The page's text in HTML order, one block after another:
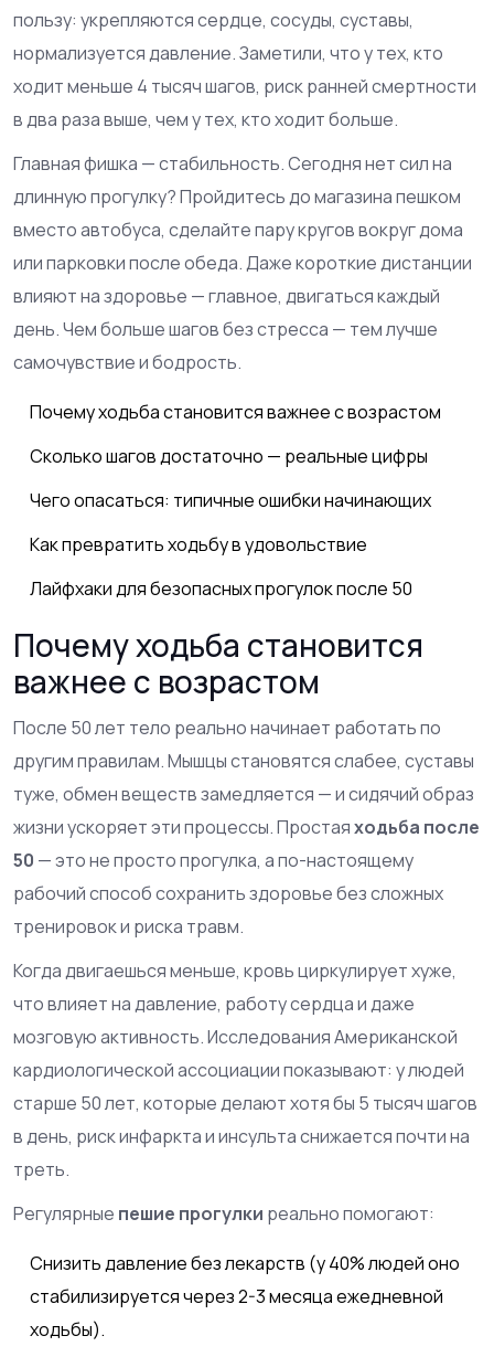
пользу: укрепляются сердце, сосуды, суставы,
нормализуется давление. Заметили, что у тех, кто
ходит меньше 4 тысяч шагов, риск ранней смертности
в два раза выше, чем у тех, кто ходит больше.
Главная фишка — стабильность. Сегодня нет сил на
длинную прогулку? Пройдитесь до магазина пешком
вместо автобуса, сделайте пару кругов вокруг дома
или парковки после обеда. Даже короткие дистанции
влияют на здоровье — главное, двигаться каждый
день. Чем больше шагов без стресса — тем лучше
самочувствие и бодрость.
Почему ходьба становится важнее с возрастом
Сколько шагов достаточно — реальные цифры
Чего опасаться: типичные ошибки начинающих
Как превратить ходьбу в удовольствие
Лайфхаки для безопасных прогулок после 50
Почему ходьба становится
важнее с возрастом
После 50 лет тело реально начинает работать по
другим правилам. Мышцы становятся слабее, суставы
туже, обмен веществ замедляется — и сидячий образ
жизни ускоряет эти процессы. Простаяходьба после
50 — это не просто прогулка, а по-настоящему
рабочий способ сохранить здоровье без сложных
тренировок и риска травм.
Когда двигаешься меньше, кровь циркулирует хуже,
что влияет на давление, работу сердца и даже
мозговую активность. Исследования Американской
кардиологической ассоциации показывают: у людей
старше 50 лет, которые делают хотя бы 5 тысяч шагов
в день, риск инфаркта и инсульта снижается почти на
треть.
Регулярные пешие прогулки реально помогают:
Снизить давление без лекарств (у 40% людей оно
стабилизируется через 2-3 месяца ежедневной
ходьбы).